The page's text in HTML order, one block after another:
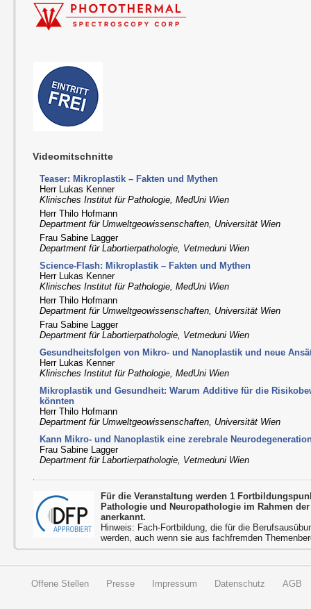
Videomitschnitte
Teaser: Mikroplastik – Fakten und Mythen
Herr Lukas Kenner
Klinisches Institut für Pathologie, MedUni Wien
Herr Thilo Hofmann
Department für Umweltgeowissenschaften, Universität Wien
Frau Sabine Lagger
Department für Labortierpathologie, Vetmeduni Wien
Science-Flash: Mikroplastik – Fakten und Mythen
Herr Lukas Kenner
Klinisches Institut für Pathologie, MedUni Wien
Herr Thilo Hofmann
Department für Umweltgeowissenschaften, Universität Wien
Frau Sabine Lagger
Department für Labortierpathologie, Vetmeduni Wien
Gesundheitsfolgen von Mikro- und Nanoplastik und neue
Herr Lukas Kenner
Klinisches Institut für Pathologie, MedUni Wien
Mikroplastik und Gesundheit: Warum Additive für die
könnten
Herr Thilo Hofmann
Department für Umweltgeowissenschaften, Universität Wien
Kann Mikro- und Nanoplastik eine zerebrale
Frau Sabine Lagger
Department für Labortierpathologie, Vetmeduni Wien
Für die Veranstaltung werden 1
Pathologie und Neuropathologie im Rahmen
anerkannt.
Hinweis: Fach-Fortbildung, die für die
werden, auch wenn sie aus fachfremden
Offene Stellen Presse Impressum Datenschutz AGB